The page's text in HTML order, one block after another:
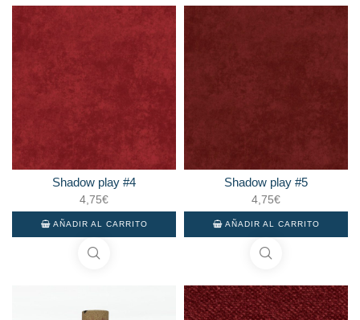
Shadow play #4
4,75€
AÑADIR AL CARRITO
Shadow play #5
4,75€
AÑADIR AL CARRITO